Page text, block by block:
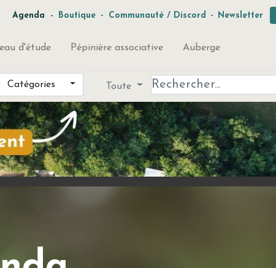
Agenda - Boutique - Communauté / Discord - Newsletter
d'étude Pépinière associative Auberge
Catégories Toute